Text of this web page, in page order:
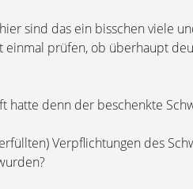
sind das ein bisschen viele
einmal prüfen, ob überhaupt
hatte denn der beschenkte
Verpflichtungen des